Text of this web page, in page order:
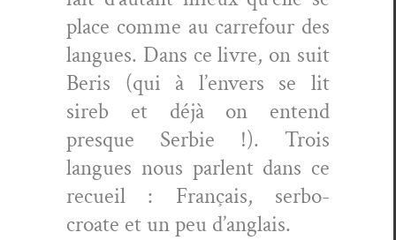
place comme au car­refour des
langues. Dans ce livre, on suit
Beris (qui à l’envers se lit
sireb et déjà on entend
presque Ser­bie !). Trois
langues nous par­lent dans ce
recueil : Français, ser­bo-
croate et un peu d’anglais.